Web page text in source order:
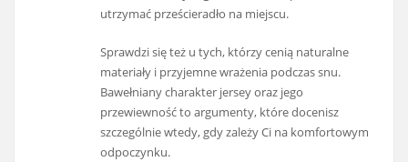
utrzymać prześcieradło na miejscu.
Sprawdzi się też u tych, którzy cenią naturalne
materiały i przyjemne wrażenia podczas snu.
Bawełniany charakter jersey oraz jego
przewiewność to argumenty, które docenisz
szczególnie wtedy, gdy zależy Ci na komfortowym
odpoczynku.